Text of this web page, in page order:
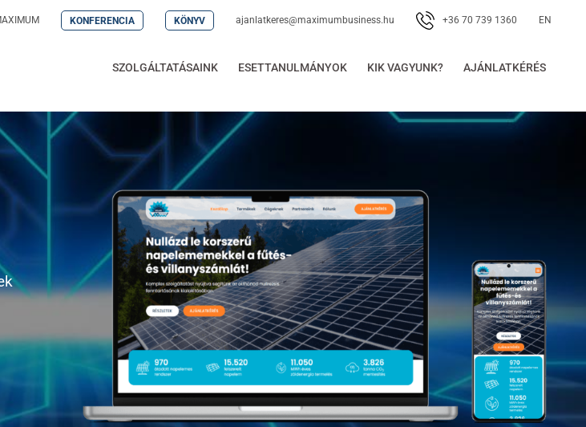
KONFERENCIA KÖNYV ajanlatkeres@maximumbusiness.hu +36 70 739 1360 EN
SZOLGÁLTATÁSAINK ESETTANULMÁNYOK KIK VAGYUNK? AJÁNLATKÉRÉS